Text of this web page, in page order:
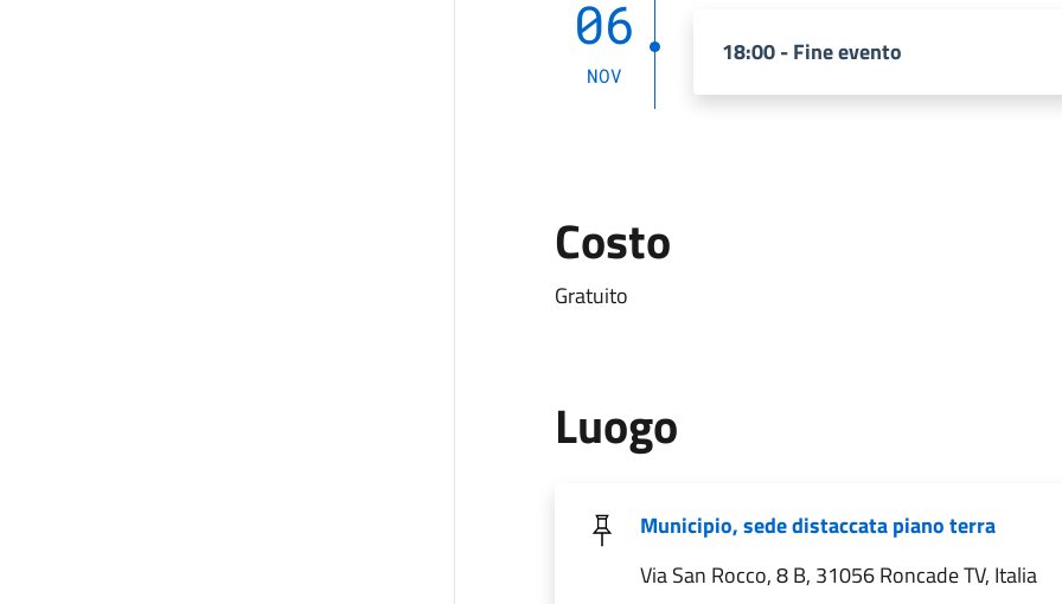
06
NOV
18:00 - Fine evento
Costo
Gratuito
Luogo
Municipio, sede distaccata piano terra
Via San Rocco, 8 B, 31056 Roncade TV, Italia